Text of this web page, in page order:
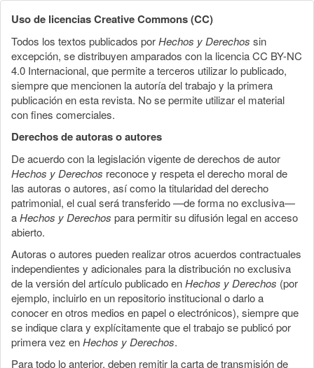
Uso de licencias Creative Commons (CC)
Todos los textos publicados porHechos y Derechos sin
excepción, se distribuyen amparados con la licencia CC BY-NC
4.0 Internacional, que permite a terceros utilizar lo publicado,
siempre que mencionen la autoría del trabajo y la primera
publicación en esta revista. No se permite utilizar el material
con fines comerciales.
Derechos de autoras o autores
De acuerdo con la legislación vigente de derechos de autor
Hechos y Derechos reconoce y respeta el derecho moral de
las autoras o autores, así como la titularidad del derecho
patrimonial, el cual será transferido —de forma no exclusiva—
aHechos y Derechos para permitir su difusión legal en acceso
abierto.
Autoras o autores pueden realizar otros acuerdos contractuales
independientes y adicionales para la distribución no exclusiva
de la versión del artículo publicado enHechos y Derechos (por
ejemplo, incluirlo en un repositorio institucional o darlo a
conocer en otros medios en papel o electrónicos), siempre que
se indique clara y explícitamente que el trabajo se publicó por
primera vez enHechos y Derechos.
Para todo lo anterior, deben remitir la carta de transmisión de